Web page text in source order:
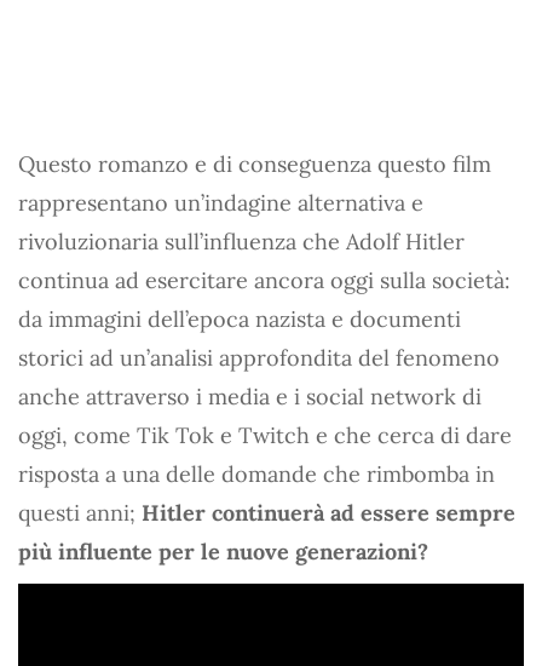
Questo romanzo e di conseguenza questo film
rappresentano un’indagine alternativa e
rivoluzionaria sull’influenza che Adolf Hitler
continua ad esercitare ancora oggi sulla società:
da immagini dell’epoca nazista e documenti
storici ad un’analisi approfondita del fenomeno
anche attraverso i media e i social network di
oggi, come Tik Tok e Twitch e che cerca di dare
risposta a una delle domande che rimbomba in
questi anni; Hitler continuerà ad essere sempre
più influente per le nuove generazioni?